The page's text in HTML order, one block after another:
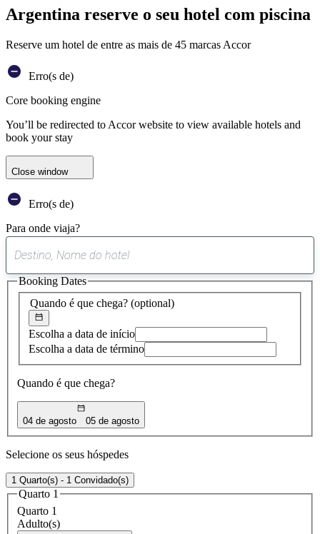
Argentina reserve o seu hotel com piscina
Reserve um hotel de entre as mais de 45 marcas Accor
Erro(s de)
Core booking engine
You’ll be redirected to Accor website to view available hotels and
book your stay
Close window
Erro(s de)
Para onde viaja?
sugestão
encontrada
Quando é que chega? (optional)
Escolha a data de início
Escolha a data de término
Quando é que chega?
04 de agosto 05 de agosto
Booking Dates
Selecione os seus hóspedes
1 Quarto(s) - 1 Convidado(s)
Quarto 1
Quarto 1
Adulto(s)